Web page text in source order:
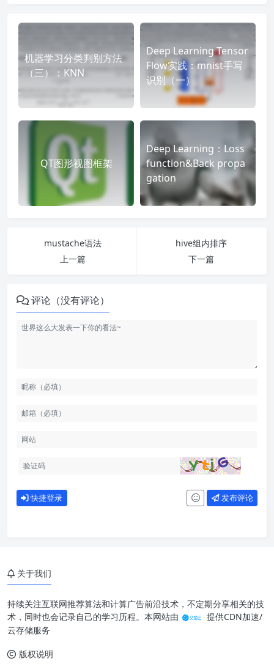
机器学习分类判别方法
（三）：KNN
Deep Learning Tensor
Flow实践：mnist手写
识别（一）
QT图形视图框架
Deep Learning：Loss
function&Back propa
gation
mustache语法
上一篇
hive组内排序
下一篇
评论（没有评论）
快捷登录 发布评论
关于我们
持续关注互联网推荐算法和计算广告前沿技术，不定期分享相关的技
术，同时也会记录自己的学习历程。本网站由
提供CDN加速/
云存储服务
版权说明